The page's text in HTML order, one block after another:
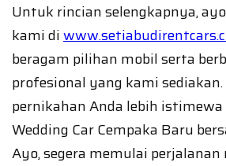
Untuk rincian selengkapnya,
kami di
beragam pilihan mobil serta
profesional yang kami sediakan.
pernikahan Anda lebih istimewa
Wedding Car Cempaka Baru
Ayo, segera memulai